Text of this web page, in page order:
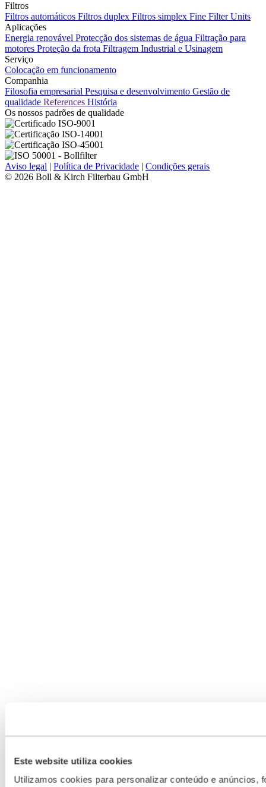
Este website utiliza cookies
Utilizamos cookies para personalizar conteúdo e anúncios,
Filtros
Filtros automáticos Filtros duplex Filtros simplex Fine Filter Units
Aplicações
Energia renovável Protecção dos sistemas de água Filtração para
motores Proteção da frota Filtragem Industrial e Usinagem
Serviço
Colocação em funcionamento
Companhia
Filosofia empresarial Pesquisa e desenvolvimento Gestão de
qualidade References História
Os nossos padrões de qualidade
Aviso legal | Política de Privacidade | Condições gerais
© 2026 Boll & Kirch Filterbau GmbH